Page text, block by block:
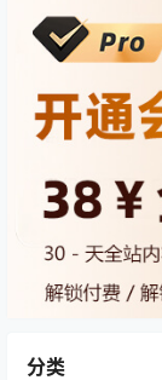
分类